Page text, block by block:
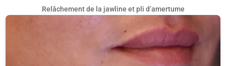
Relâchement de la jawline et pli d’amertume